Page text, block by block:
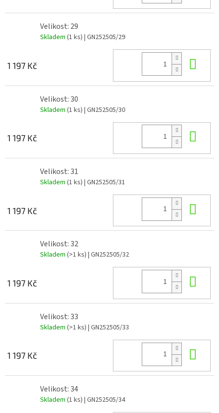
Velikost: 29
Skladem (1 ks) | GN252505/29
1 197 Kč
Velikost: 30
Skladem (1 ks) | GN252505/30
1 197 Kč
Velikost: 31
Skladem (1 ks) | GN252505/31
1 197 Kč
Velikost: 32
Skladem (>1 ks) | GN252505/32
1 197 Kč
Velikost: 33
Skladem (>1 ks) | GN252505/33
1 197 Kč
Velikost: 34
Skladem (1 ks) | GN252505/34